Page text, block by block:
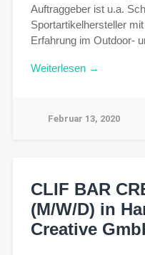
Auftraggeber ist u.a.
Sportartikelhersteller
Erfahrung im Outdoor-
Weiterlesen →
Februar 13, 2020
CLIF BAR
(M/W/D) in
Creative